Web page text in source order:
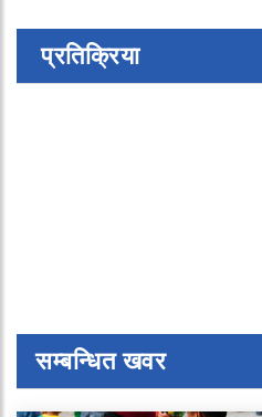
प्रतिक्रिया
सम्बन्धित खवर